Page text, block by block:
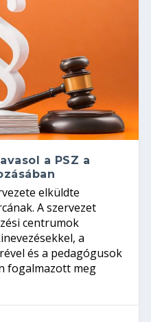
a PSZ a
elküldte
A szervezet
centrumok
a
és a pedagógusok
fogalmazott meg